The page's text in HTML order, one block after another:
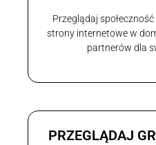
Przeglądaj
strony internetowe w
partnerów dla
PRZEGLĄDAJ